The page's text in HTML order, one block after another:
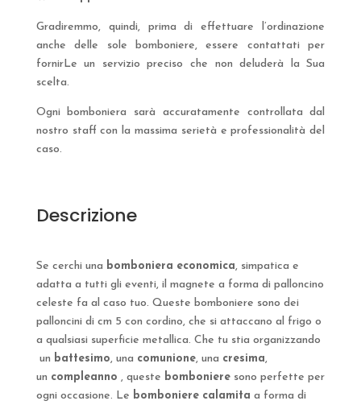
Gradiremmo, quindi, prima di effettuare l’ordinazione
anche delle sole bomboniere, essere contattati per
fornirLe un servizio preciso che non deluderà la Sua
scelta.
Ogni bomboniera sarà accuratamente controllata dal
nostro staff con la massima serietà e professionalità del
caso.
Descrizione
Se cerchi una bomboniera economica, simpatica e
adatta a tutti gli eventi, il magnete a forma di palloncino
celeste fa al caso tuo. Queste bomboniere sono dei
palloncini di cm 5 con cordino, che si attaccano al frigo o
a qualsiasi superficie metallica. Che tu stia organizzando
un battesimo, una comunione, una cresima,
un compleanno , queste bombonieresono perfette per
ogni occasione. Le bomboniere calamita a forma di